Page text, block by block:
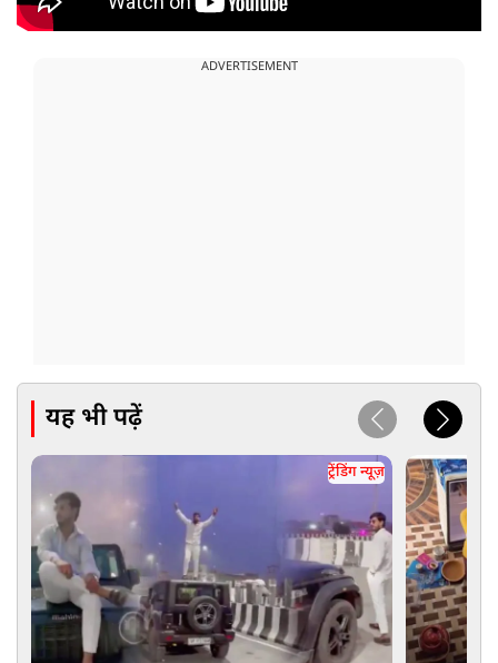
ADVERTISEMENT
यह भी पढ़ें
ट्रेंडिंग न्यूज़